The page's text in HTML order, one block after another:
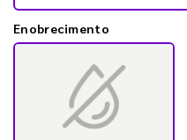
Enobrecimento